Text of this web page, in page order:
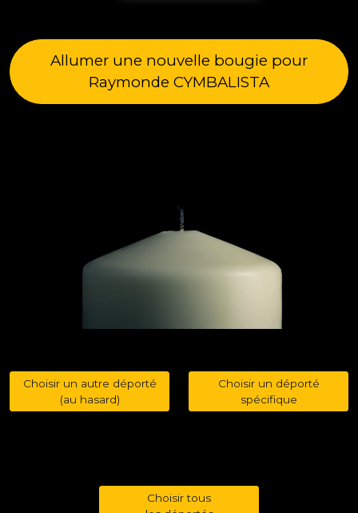
Allumer une nouvelle bougie pour
Raymonde CYMBALISTA
Choisir un autre déporté
(au hasard)
Choisir un déporté
spécifique
Choisir tous